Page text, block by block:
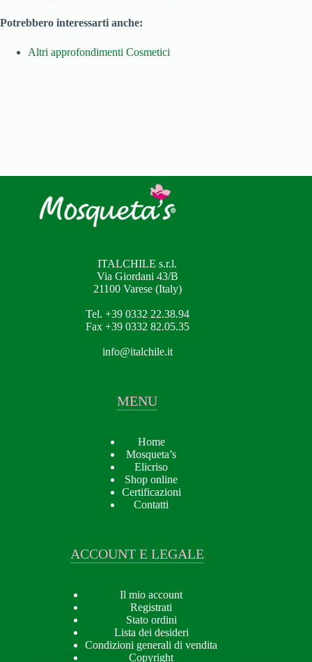
Potrebbero interessarti anche:
Altri approfondimenti Cosmetici
ITALCHILE s.r.l.
Via Giordani 43/B
21100 Varese (Italy)
Tel. +39 0332 22.38.94
Fax +39 0332 82.05.35
info@italchile.it
MENU
Home
Mosqueta’s
Elicriso
Shop online
Certificazioni
Contatti
ACCOUNT E LEGALE
Il mio account
Registrati
Stato ordini
Lista dei desideri
Condizioni generali di vendita
Copyright